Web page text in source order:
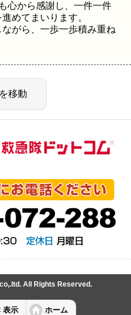
心から感謝し、一件一件
めてまいります。
がら、一歩一歩積み重ね
All Rights Reserved.
表示 ホーム